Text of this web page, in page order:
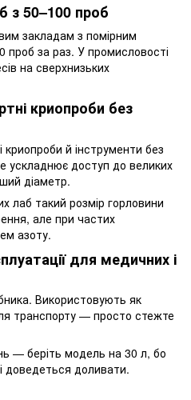
з 50–100 проб
закладам з помірним
за раз. У промисловості
на сверхнизьких
криопроби без
й інструменти без
ускладнює доступ до великих
діаметр.
лаб такий розмір горловини
але при частих
азоту.
для медичних і
Використовують як
транспорту — просто стежте
— беріть модель на 30 л, бо
доведеться доливати.